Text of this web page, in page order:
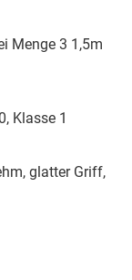
Menge 3 1,5m
Klasse 1
glatter Griff,